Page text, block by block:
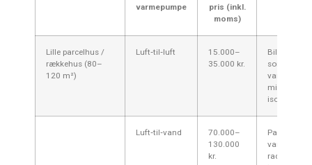
varmepumpe
pris (inkl.
moms)
Lille parcelhus /
rækkehus (80–
120 m²)
Luft‑til‑luft
15.000–
35.000 kr.
Billigste
som
varme; god
mindre,
isolerede
Luft‑til‑vand
70.000–
130.000
kr.
Passer
varmekilde
radiator/